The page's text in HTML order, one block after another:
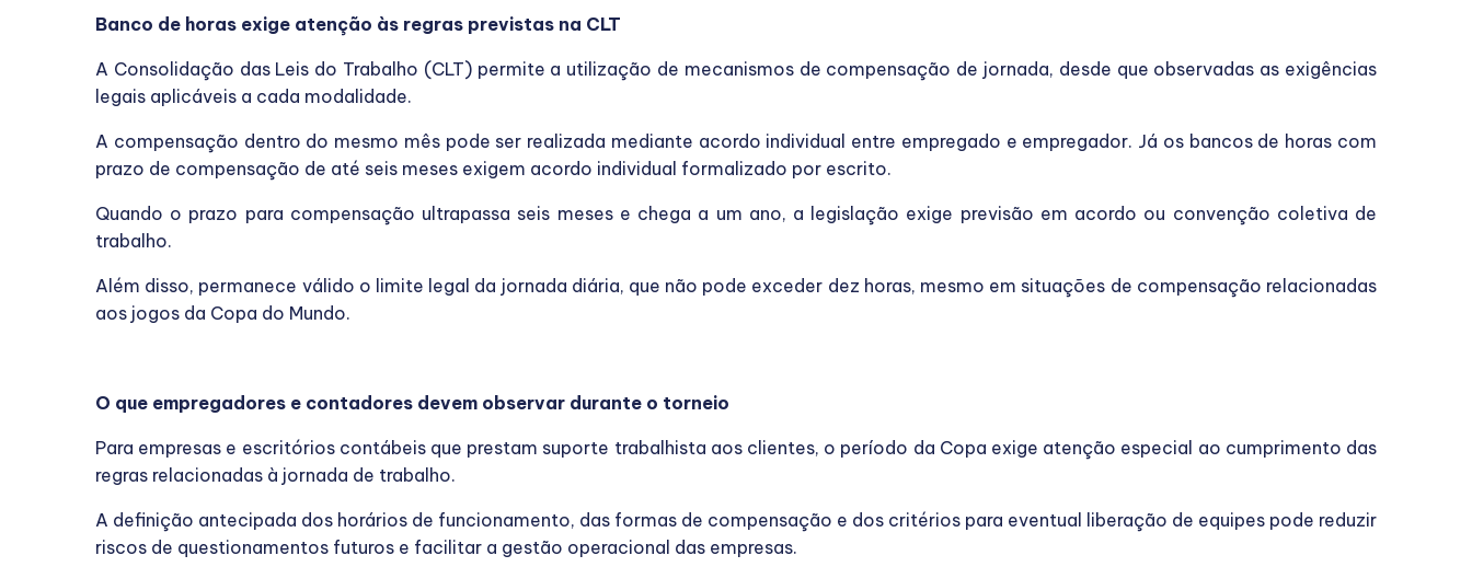
Banco de horas exige atenção às regras previstas na CLT
A Consolidação das Leis do Trabalho (CLT) permite a utilização de mecanismos de compensação de jornada, desde que observadas as exigências
legais aplicáveis a cada modalidade.
A compensação dentro do mesmo mês pode ser realizada mediante acordo individual entre empregado e empregador. Já os bancos de horas com
prazo de compensação de até seis meses exigem acordo individual formalizado por escrito.
Quando o prazo para compensação ultrapassa seis meses e chega a um ano, a legislação exige previsão em acordo ou convenção coletiva de
trabalho.
Além disso, permanece válido o limite legal da jornada diária, que não pode exceder dez horas, mesmo em situações de compensação relacionadas
aos jogos da Copa do Mundo.
O que empregadores e contadores devem observar durante o torneio
Para empresas e escritórios contábeis que prestam suporte trabalhista aos clientes, o período da Copa exige atenção especial ao cumprimento das
regras relacionadas à jornada de trabalho.
A definição antecipada dos horários de funcionamento, das formas de compensação e dos critérios para eventual liberação de equipes pode reduzir
riscos de questionamentos futuros e facilitar a gestão operacional das empresas.